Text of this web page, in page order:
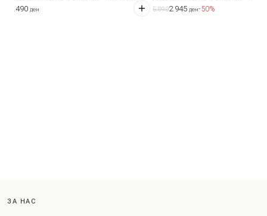
6.490 ден 5.8902.945 ден-50%
ЗА НАС